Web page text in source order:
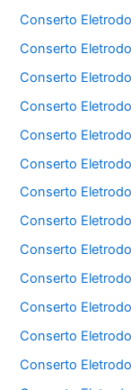
Conserto
Conserto
Conserto
Conserto
Conserto
Conserto
Conserto
Conserto
Conserto
Conserto
Conserto
Conserto
Conserto